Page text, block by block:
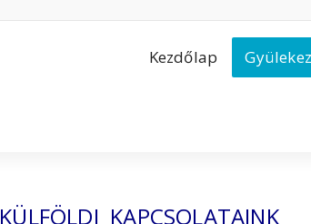
Kezdőlap
KÜLFÖLDI KAPCSOLATAINK